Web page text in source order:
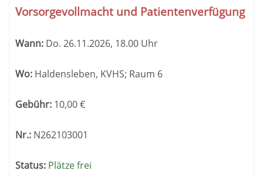
Tabellenüberschriften
können
werden.
Vorsorgevollmacht und Patientenverfügung
Wann: Do. 26.11.2026, 18.00 Uhr
Wo: Haldensleben, KVHS; Raum 6
Gebühr: 10,00€
Nr.: N262103001
Status: Plätze frei